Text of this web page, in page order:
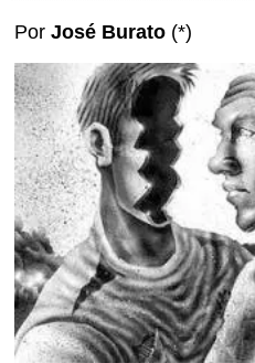
Por José Burato (*)